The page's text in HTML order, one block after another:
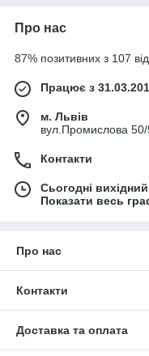
Фаршемішалки є
підприємств, що
напівфабрикатів та
ручні
підлогові
професійні
експлуатації.
Вибір залежить від
необхідної
⚡ ДЕ
Про нас
87% позитивних з 107
Працює з
м. Львів
вул.Промислова 50/
Контакти
Сьогодні вихідний
Показати весь
Про нас
Контакти
Доставка та оплата